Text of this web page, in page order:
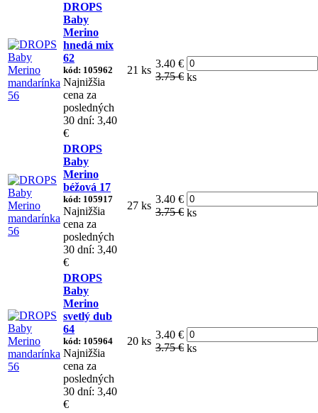
DROPS
Baby
Merino
hnedá mix
62
kód: 105962
Najnižšia
cena za
posledných
30 dní: 3,40
€
21 ks
3.40 €
3.75 € ks
DROPS
Baby
Merino
béžová 17
kód: 105917
Najnižšia
cena za
posledných
30 dní: 3,40
€
27 ks
3.40 €
3.75 € ks
DROPS
Baby
Merino
svetlý dub
64
kód: 105964
Najnižšia
cena za
posledných
30 dní: 3,40
€
20 ks
3.40 €
3.75 € ks